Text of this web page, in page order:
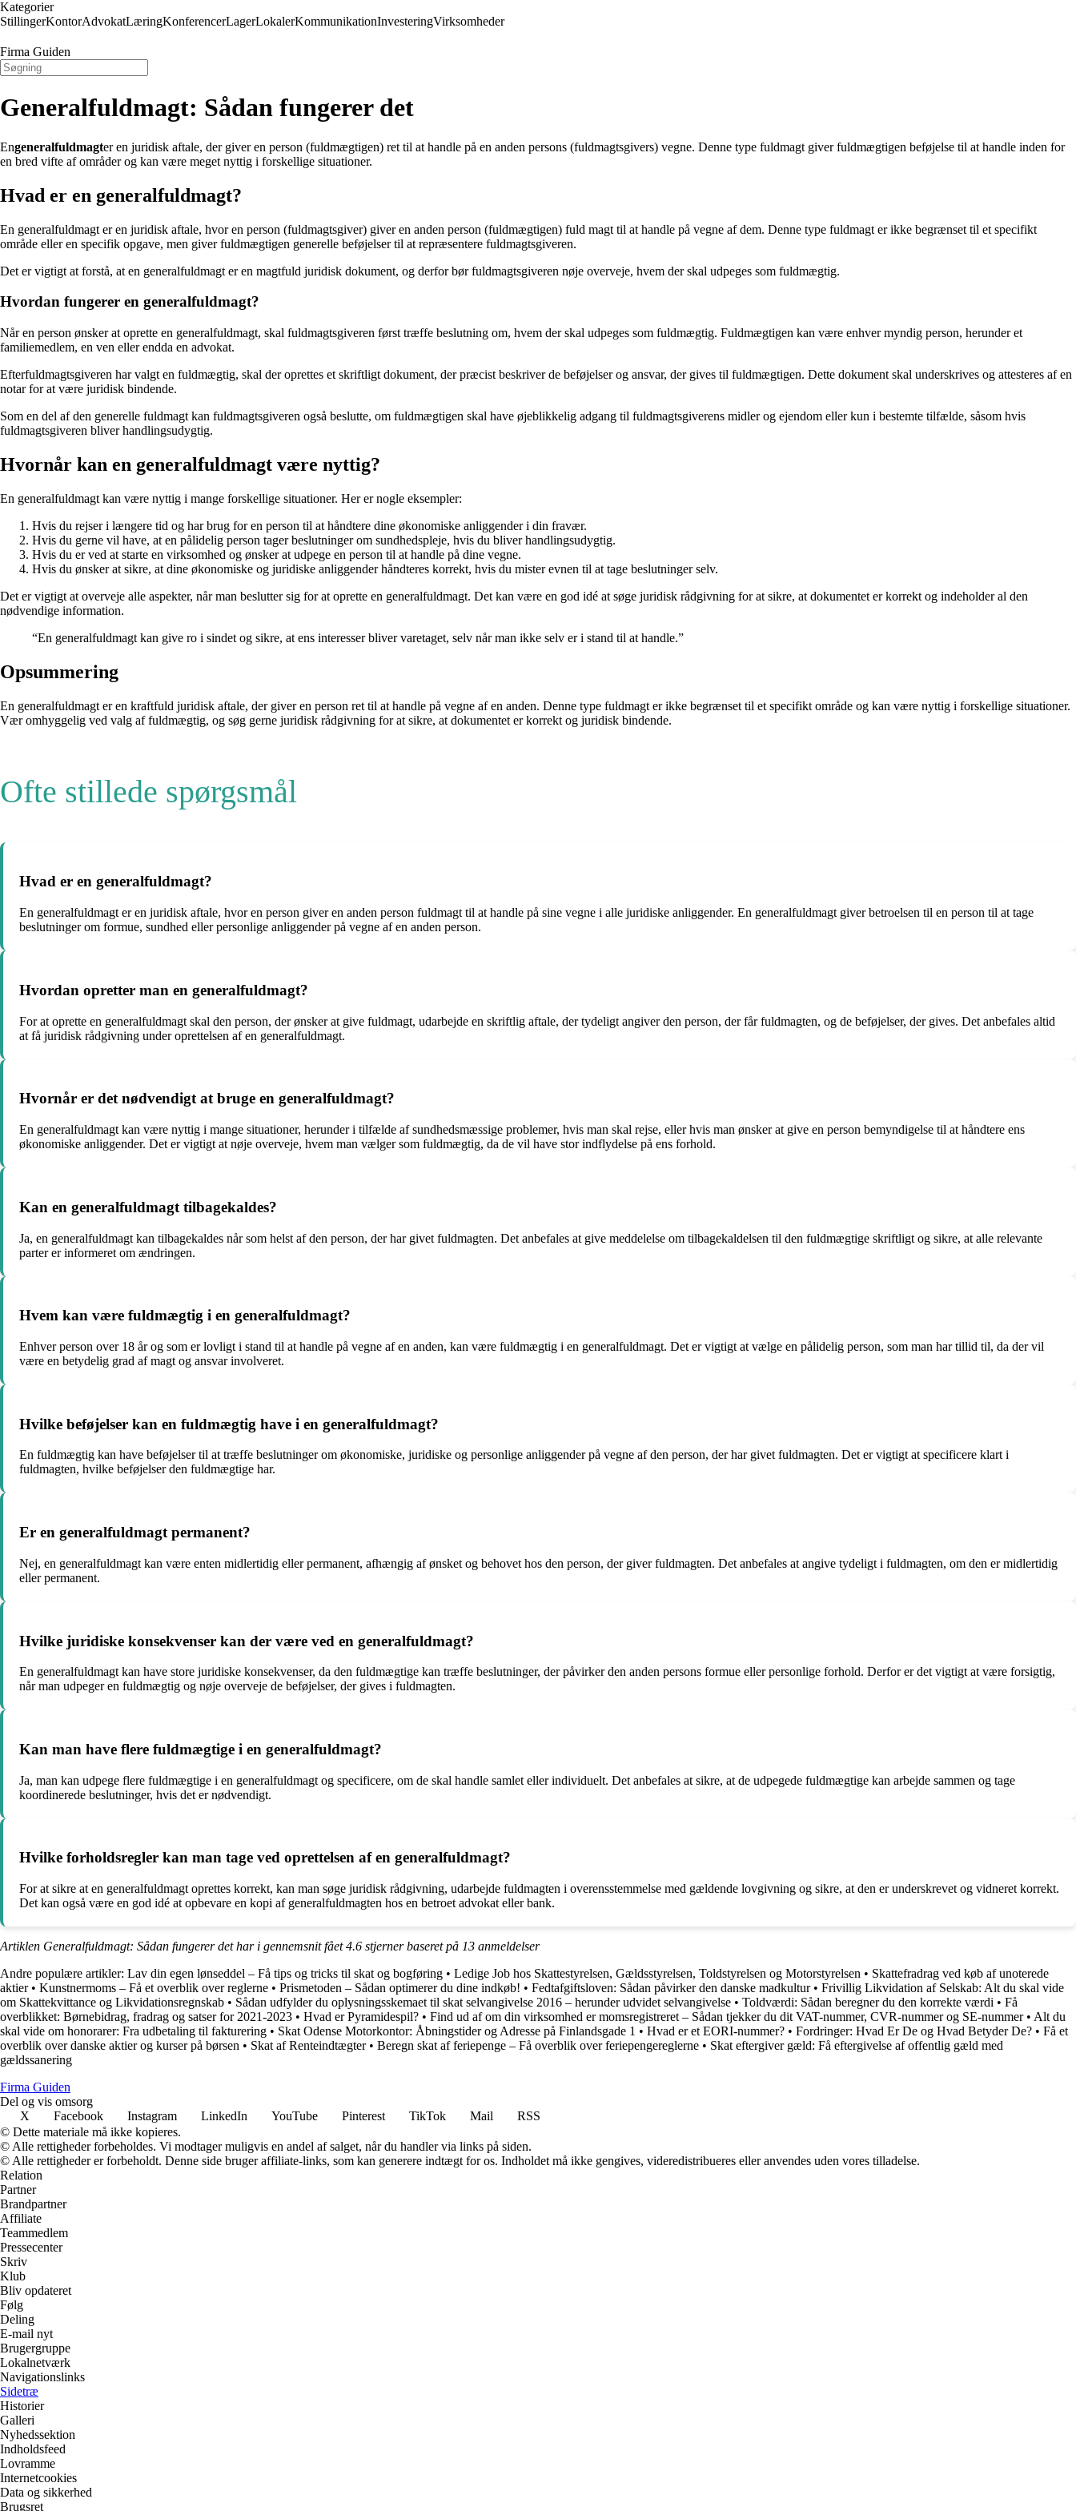
Kategorier
StillingerKontorAdvokatLæringKonferencerLagerLokalerKommunikationInvesteringVirksomheder
Firma Guiden
Generalfuldmagt: Sådan fungerer det
Engeneralfuldmagter en juridisk aftale, der giver en person (fuldmægtigen) ret til at handle på en anden persons (fuldmagtsgivers) vegne. Denne type fuldmagt giver fuldmægtigen beføjelse til at handle inden for
en bred vifte af områder og kan være meget nyttig i forskellige situationer.
Hvad er en generalfuldmagt?
En generalfuldmagt er en juridisk aftale, hvor en person (fuldmagtsgiver) giver en anden person (fuldmægtigen) fuld magt til at handle på vegne af dem. Denne type fuldmagt er ikke begrænset til et specifikt
område eller en specifik opgave, men giver fuldmægtigen generelle beføjelser til at repræsentere fuldmagtsgiveren.
Det er vigtigt at forstå, at en generalfuldmagt er en magtfuld juridisk dokument, og derfor bør fuldmagtsgiveren nøje overveje, hvem der skal udpeges som fuldmægtig.
Hvordan fungerer en generalfuldmagt?
Når en person ønsker at oprette en generalfuldmagt, skal fuldmagtsgiveren først træffe beslutning om, hvem der skal udpeges som fuldmægtig. Fuldmægtigen kan være enhver myndig person, herunder et
familiemedlem, en ven eller endda en advokat.
Efterfuldmagtsgiveren har valgt en fuldmægtig, skal der oprettes et skriftligt dokument, der præcist beskriver de beføjelser og ansvar, der gives til fuldmægtigen. Dette dokument skal underskrives og attesteres af en
notar for at være juridisk bindende.
Som en del af den generelle fuldmagt kan fuldmagtsgiveren også beslutte, om fuldmægtigen skal have øjeblikkelig adgang til fuldmagtsgiverens midler og ejendom eller kun i bestemte tilfælde, såsom hvis
fuldmagtsgiveren bliver handlingsudygtig.
Hvornår kan en generalfuldmagt være nyttig?
En generalfuldmagt kan være nyttig i mange forskellige situationer. Her er nogle eksempler:
Hvis du rejser i længere tid og har brug for en person til at håndtere dine økonomiske anliggender i din fravær.
Hvis du gerne vil have, at en pålidelig person tager beslutninger om sundhedspleje, hvis du bliver handlingsudygtig.
Hvis du er ved at starte en virksomhed og ønsker at udpege en person til at handle på dine vegne.
Hvis du ønsker at sikre, at dine økonomiske og juridiske anliggender håndteres korrekt, hvis du mister evnen til at tage beslutninger selv.
Det er vigtigt at overveje alle aspekter, når man beslutter sig for at oprette en generalfuldmagt. Det kan være en god idé at søge juridisk rådgivning for at sikre, at dokumentet er korrekt og indeholder al den
nødvendige information.
“En generalfuldmagt kan give ro i sindet og sikre, at ens interesser bliver varetaget, selv når man ikke selv er i stand til at handle.”
Opsummering
En generalfuldmagt er en kraftfuld juridisk aftale, der giver en person ret til at handle på vegne af en anden. Denne type fuldmagt er ikke begrænset til et specifikt område og kan være nyttig i forskellige situationer.
Vær omhyggelig ved valg af fuldmægtig, og søg gerne juridisk rådgivning for at sikre, at dokumentet er korrekt og juridisk bindende.
Ofte stillede spørgsmål
Hvad er en generalfuldmagt?
En generalfuldmagt er en juridisk aftale, hvor en person giver en anden person fuldmagt til at handle på sine vegne i alle juridiske anliggender. En generalfuldmagt giver betroelsen til en person til at tage
beslutninger om formue, sundhed eller personlige anliggender på vegne af en anden person.
Hvordan opretter man en generalfuldmagt?
For at oprette en generalfuldmagt skal den person, der ønsker at give fuldmagt, udarbejde en skriftlig aftale, der tydeligt angiver den person, der får fuldmagten, og de beføjelser, der gives. Det anbefales altid
at få juridisk rådgivning under oprettelsen af en generalfuldmagt.
Hvornår er det nødvendigt at bruge en generalfuldmagt?
En generalfuldmagt kan være nyttig i mange situationer, herunder i tilfælde af sundhedsmæssige problemer, hvis man skal rejse, eller hvis man ønsker at give en person bemyndigelse til at håndtere ens
økonomiske anliggender. Det er vigtigt at nøje overveje, hvem man vælger som fuldmægtig, da de vil have stor indflydelse på ens forhold.
Kan en generalfuldmagt tilbagekaldes?
Ja, en generalfuldmagt kan tilbagekaldes når som helst af den person, der har givet fuldmagten. Det anbefales at give meddelelse om tilbagekaldelsen til den fuldmægtige skriftligt og sikre, at alle relevante
parter er informeret om ændringen.
Hvem kan være fuldmægtig i en generalfuldmagt?
Enhver person over 18 år og som er lovligt i stand til at handle på vegne af en anden, kan være fuldmægtig i en generalfuldmagt. Det er vigtigt at vælge en pålidelig person, som man har tillid til, da der vil
være en betydelig grad af magt og ansvar involveret.
Hvilke beføjelser kan en fuldmægtig have i en generalfuldmagt?
En fuldmægtig kan have beføjelser til at træffe beslutninger om økonomiske, juridiske og personlige anliggender på vegne af den person, der har givet fuldmagten. Det er vigtigt at specificere klart i
fuldmagten, hvilke beføjelser den fuldmægtige har.
Er en generalfuldmagt permanent?
Nej, en generalfuldmagt kan være enten midlertidig eller permanent, afhængig af ønsket og behovet hos den person, der giver fuldmagten. Det anbefales at angive tydeligt i fuldmagten, om den er midlertidig
eller permanent.
Hvilke juridiske konsekvenser kan der være ved en generalfuldmagt?
En generalfuldmagt kan have store juridiske konsekvenser, da den fuldmægtige kan træffe beslutninger, der påvirker den anden persons formue eller personlige forhold. Derfor er det vigtigt at være forsigtig,
når man udpeger en fuldmægtig og nøje overveje de beføjelser, der gives i fuldmagten.
Kan man have flere fuldmægtige i en generalfuldmagt?
Ja, man kan udpege flere fuldmægtige i en generalfuldmagt og specificere, om de skal handle samlet eller individuelt. Det anbefales at sikre, at de udpegede fuldmægtige kan arbejde sammen og tage
koordinerede beslutninger, hvis det er nødvendigt.
Hvilke forholdsregler kan man tage ved oprettelsen af en generalfuldmagt?
For at sikre at en generalfuldmagt oprettes korrekt, kan man søge juridisk rådgivning, udarbejde fuldmagten i overensstemmelse med gældende lovgivning og sikre, at den er underskrevet og vidneret korrekt.
Det kan også være en god idé at opbevare en kopi af generalfuldmagten hos en betroet advokat eller bank.
Artiklen Generalfuldmagt: Sådan fungerer det har i gennemsnit fået4.6 stjerner baseret på 13 anmeldelser
Andre populære artikler: Lav din egen lønseddel – Få tips og tricks til skat og bogføring • Ledige Job hos Skattestyrelsen, Gældsstyrelsen, Toldstyrelsen og Motorstyrelsen • Skattefradrag ved køb af unoterede
aktier• Kunstnermoms – Få et overblik over reglerne • Prismetoden – Sådan optimerer du dine indkøb! • Fedtafgiftsloven: Sådan påvirker den danske madkultur• Frivillig Likvidation af Selskab: Alt du skal vide
om Skattekvittance og Likvidationsregnskab • Sådan udfylder du oplysningsskemaet til skat selvangivelse 2016 – herunder udvidet selvangivelse • Toldværdi: Sådan beregner du den korrekte værdi • Få
overblikket: Børnebidrag, fradrag og satser for 2021-2023 • Hvad er Pyramidespil? • Find ud af om din virksomhed er momsregistreret – Sådan tjekker du dit VAT-nummer, CVR-nummer og SE-nummer• Alt du
skal vide om honorarer: Fra udbetaling til fakturering • Skat Odense Motorkontor: Åbningstider og Adresse på Finlandsgade 1 • Hvad er et EORI-nummer? • Fordringer: Hvad Er De og Hvad Betyder De? • Få et
overblik over danske aktier og kurser på børsen • Skat af Renteindtægter• Beregn skat af feriepenge – Få overblik over feriepengereglerne • Skat eftergiver gæld: Få eftergivelse af offentlig gæld med
gældssanering
Firma Guiden
Del og vis omsorg
X
Facebook Instagram LinkedIn YouTube Pinterest TikTok Mail
RSS
© Dette materiale må ikke kopieres.
© Alle rettigheder forbeholdes. Vi modtager muligvis en andel af salget, når du handler via links på siden.
© Alle rettigheder er forbeholdt. Denne side bruger affiliate-links, som kan generere indtægt for os. Indholdet må ikke gengives, videredistribueres eller anvendes uden vores tilladelse.
Relation
Partner
Brandpartner
Affiliate
Teammedlem
Pressecenter
Skriv
Klub
Bliv opdateret
Følg
Deling
E-mail nyt
Brugergruppe
Lokalnetværk
Navigationslinks
Sidetræ
Historier
Galleri
Nyhedssektion
Indholdsfeed
Lovramme
Internetcookies
Data og sikkerhed
Brugsret